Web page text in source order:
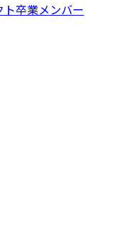
卒業メンバー